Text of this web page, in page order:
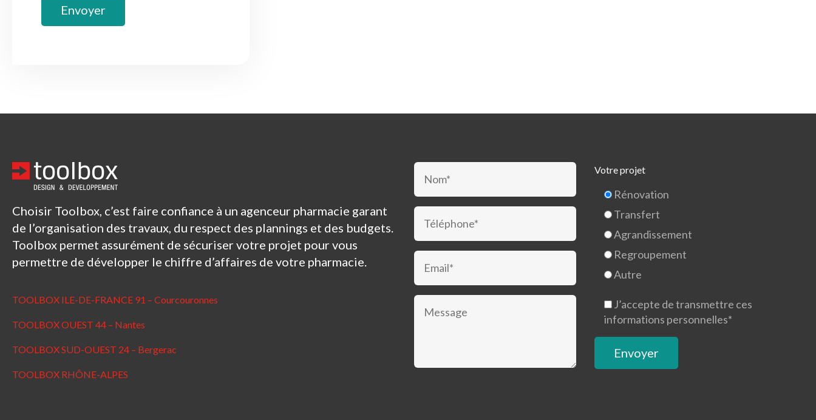
Choisir Toolbox, c’est faire confiance à un agenceur pharmacie garant
de l’organisation des travaux, du respect des plannings et des budgets.
Toolbox permet assurément de sécuriser votre projet pour vous
permettre de développer le chiffre d’affaires de votre pharmacie.
TOOLBOX ILE-DE-FRANCE 91 – Courcouronnes
TOOLBOX OUEST 44 – Nantes
TOOLBOX SUD-OUEST 24 – Bergerac
TOOLBOX RHÔNE-ALPES
Votre projet
Rénovation
Transfert
Agrandissement
Regroupement
Autre
J’accepte de transmettre ces
informations personnelles*